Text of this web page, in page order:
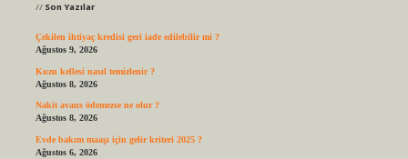
Son Yazılar
Çekilen ihtiyaç kredisi geri iade edilebilir mi ?
Ağustos 9, 2026
Kuzu kellesi nasıl temizlenir ?
Ağustos 8, 2026
Nakit avans ödemezse ne olur ?
Ağustos 8, 2026
Evde bakım maaşı için gelir kriteri 2025 ?
Ağustos 6, 2026